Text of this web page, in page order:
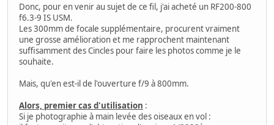
Donc, pour en venir au sujet de ce fil, j'ai acheté un RF200-800
f6.3-9 IS USM.
Les 300mm de focale supplémentaire, procurent vraiment
une grosse amélioration et me rapprochent maintenant
suffisamment des Cincles pour faire les photos comme je le
souhaite.
Mais, qu'en est-il de l'ouverture f/9 à 800mm.
Alors, premier cas d'utilisation :
Si je photographie à main levée des oiseaux en vol :